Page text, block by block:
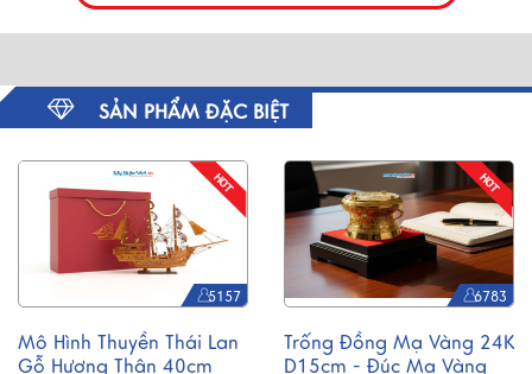
SẢN PHẨM ĐẶC BIỆT
5157
Mô Hình Thuyền Thái Lan
Gỗ Hương Thân 40cm
6783
Trống Đồng Mạ Vàng 24K
D15cm - Đúc Mạ Vàng